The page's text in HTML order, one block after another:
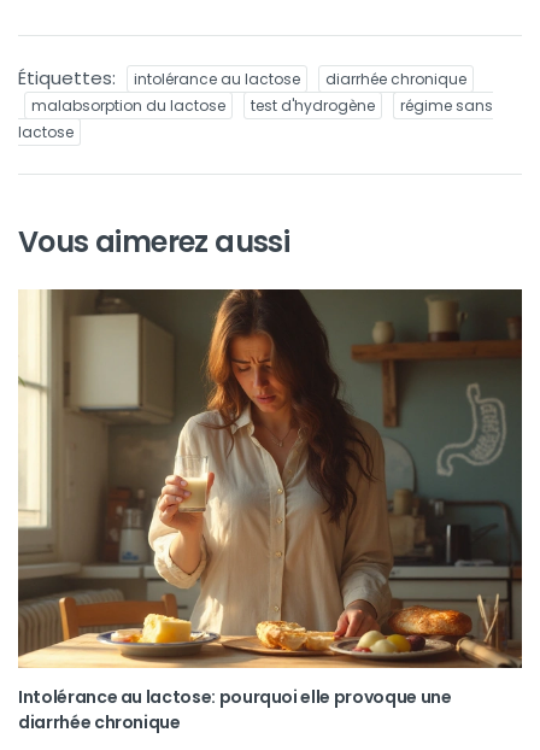
Étiquettes: intolérance au lactose
diarrhée chronique
malabsorption du lactose
test d'hydrogène
régime sans
lactose
Vous aimerez aussi
Intolérance au lactose: pourquoi elle provoque une
diarrhée chronique